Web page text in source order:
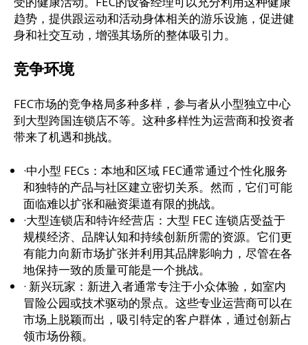
趋势，提供跟运动和活动身体相关的游乐设施，促进健
身和社交互动，增强其场所的整体吸引力。
竞争环境
FEC市场的竞争格局多种多样，参与者从小型独立中心
到大型跨国连锁店不等。这种多样性为运营商和投资者
带来了机遇和挑战。
·中小型 FECs：本地和区域 FEC通常通过个性化服务
和独特的产品与社区建立密切关系。然而，它们可能
面临难以扩张和融资渠道有限的挑战。
·大型连锁店和特许经营店：大型 FEC 连锁店受益于
规模经济、品牌认知和持续创新所需的资源。它们更
有能力向新市场扩张并利用其品牌影响力，尽管在各
地保持一致的质量可能是一个挑战。
· 新兴玩家：新进入者通常专注于小众体验，如室内
冒险公园或技术驱动的景点。这些专业运营商可以在
市场上脱颖而出，吸引特定的客户群体，通过创新占
领市场份额。